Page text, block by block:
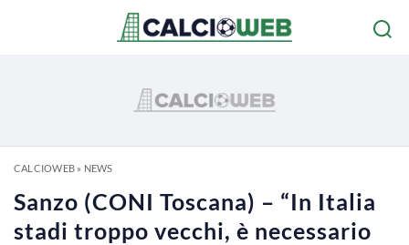
CALCIOWEB» NEWS
Sanzo (CONI Toscana) – “In Italia
stadi troppo vecchi, è necessario